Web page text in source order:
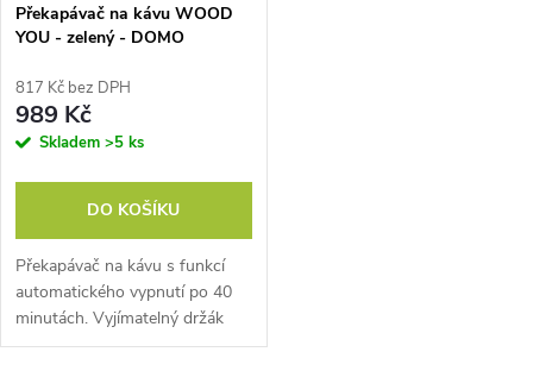
Překapávač na kávu WOOD
YOU - zelený - DOMO
817 Kč bez DPH
989 Kč
Skladem >5 ks
DO KOŠÍKU
Překapávač na kávu s funkcí
automatického vypnutí po 40
minutách. Vyjímatelný držák
filtru na kávu nebo čaj. Ohřev